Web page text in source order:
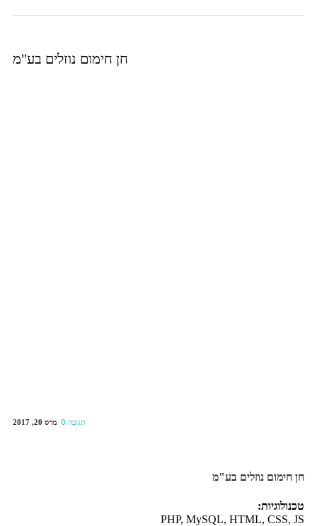
חן חימום נוזלים בע"מ
מרס 20, 2017 0 תגובה
חן חימום נוזלים בע"מ
טכנולוגיות:
PHP, MySQL, HTML, CSS, JS